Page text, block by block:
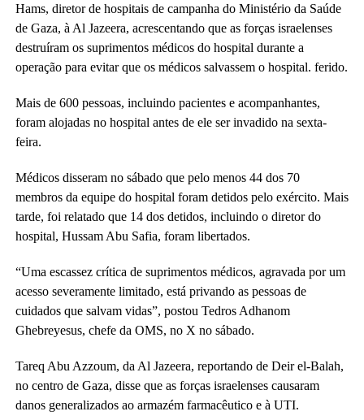
Hams, diretor de hospitais de campanha do Ministério da Saúde
de Gaza, à Al Jazeera, acrescentando que as forças israelenses
destruíram os suprimentos médicos do hospital durante a
operação para evitar que os médicos salvassem o hospital. ferido.
Mais de 600 pessoas, incluindo pacientes e acompanhantes,
foram alojadas no hospital antes de ele ser invadido na sexta-
feira.
Médicos disseram no sábado que pelo menos 44 dos 70
membros da equipe do hospital foram detidos pelo exército. Mais
tarde, foi relatado que 14 dos detidos, incluindo o diretor do
hospital, Hussam Abu Safia, foram libertados.
“Uma escassez crítica de suprimentos médicos, agravada por um
acesso severamente limitado, está privando as pessoas de
cuidados que salvam vidas”, postou Tedros Adhanom
Ghebreyesus, chefe da OMS, no X no sábado.
Tareq Abu Azzoum, da Al Jazeera, reportando de Deir el-Balah,
no centro de Gaza, disse que as forças israelenses causaram
danos generalizados ao armazém farmacêutico e à UTI.